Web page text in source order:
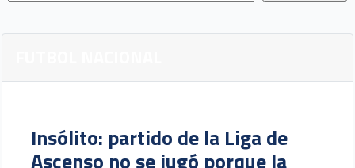
Insólito: partido de la Liga de
Ascenso no se jugó porque la